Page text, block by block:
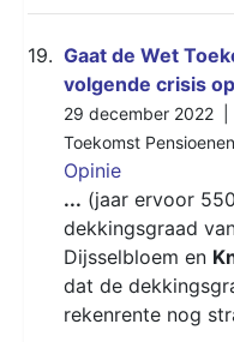
19. Gaat de Wet
volgende crisis
29 december 2022 |
Toekomst Pensioenen
Opinie
... (jaar ervoor
dekkingsgraad
Dijsselbloem en
dat de
rekenrente nog